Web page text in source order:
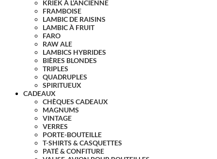
KRIEK À L’ANCIENNE
FRAMBOISE
LAMBIC DE RAISINS
LAMBIC À FRUIT
FARO
RAW ALE
LAMBICS HYBRIDES
BIÈRES BLONDES
TRIPLES
QUADRUPLES
SPIRITUEUX
CADEAUX
CHÈQUES CADEAUX
MAGNUMS
VINTAGE
VERRES
PORTE-BOUTEILLE
T-SHIRTS & CASQUETTES
PATÉ & CONFITURE